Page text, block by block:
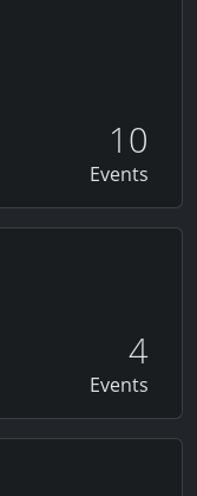
10
Events
4
Events